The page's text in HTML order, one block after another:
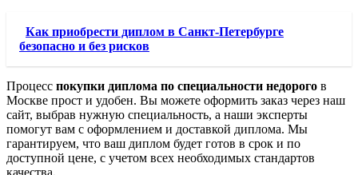
Как приобрести диплом в Санкт-Петербурге
безопасно и без рисков
Процесс покупки диплома по специальности недорого в
Москве прост и удобен. Вы можете оформить заказ через наш
сайт, выбрав нужную специальность, а наши эксперты
помогут вам с оформлением и доставкой диплома. Мы
гарантируем, что ваш диплом будет готов в срок и по
доступной цене, с учетом всех необходимых стандартов